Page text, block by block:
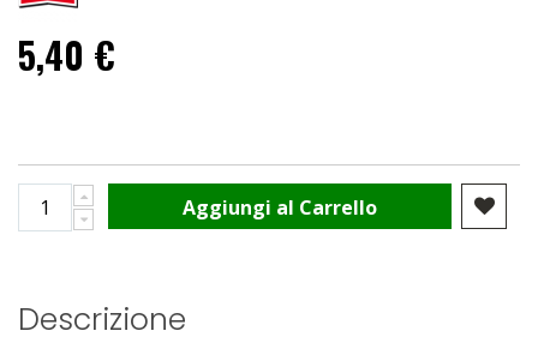
5,40 €
Aggiungi al Carrello
Descrizione